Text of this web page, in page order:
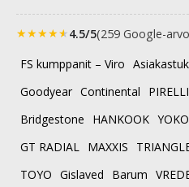
★★★★★4.5/5(259 Google-
FS kumppanit – Viro
Goodyear Continental PIRELLI
Bridgestone
HANKOOK
GT RADIAL MAXXIS
TOYO Gislaved Barum